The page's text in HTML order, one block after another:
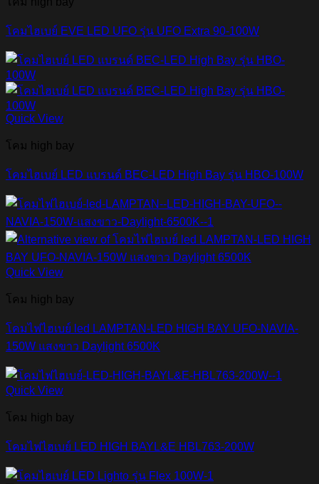
โคมไฮเบย์ EVE LED UFO รุ่น UFO Extra 90-100W
Quick View
โคม high bay
โคมไฮเบย์ LED แบรนด์ BEC-LED High Bay รุ่น HBO-100W
Quick View
โคม high bay
โคมไฟไฮเบย์ led LAMPTAN-LED HIGH BAY UFO-NAVIA-
150W แสงขาว Daylight 6500K
Quick View
โคม high bay
โคมไฟไฮเบย์ LED HIGH BAYL&E HBL763-200W